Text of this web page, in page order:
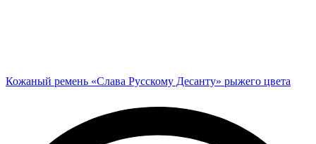
Кожаный ремень «Слава Русскому Десанту» рыжего цвета